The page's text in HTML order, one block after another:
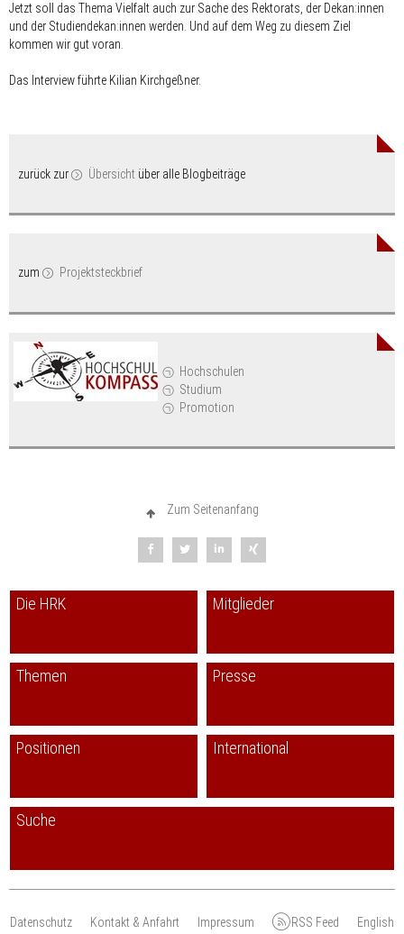
Jetzt soll das Thema Vielfalt auch zur Sache des Rektorats, der Dekan:innen
und der Studiendekan:innen werden. Und auf dem Weg zu diesem Ziel
kommen wir gut voran.
Das Interview führte Kilian Kirchgeßner.
Hochschulen
Studium
Promotion
zurück zur Übersicht über alle Blogbeiträge
zum Projektsteckbrief
Zum Seitenanfang
Die HRK Mitglieder
Themen Presse
Positionen International
Suche
Datenschutz Kontakt & Anfahrt Impressum RSS Feed English